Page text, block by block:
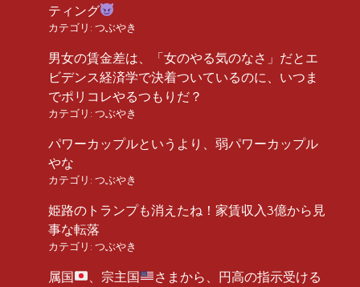
ティング
カテゴリ: つぶやき
男女の賃金差は、「女のやる気のなさ」だとエ
ビデンス経済学で決着ついているのに、いつま
でポリコレやるつもりだ？
カテゴリ: つぶやき
パワーカップルというより、弱パワーカップル
やな
カテゴリ: つぶやき
姫路のトランプも消えたね！家賃収入3億から見
事な転落
カテゴリ: つぶやき
属国 、宗主国 さまから、円高の指示受ける